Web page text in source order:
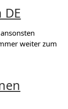
weiter zum